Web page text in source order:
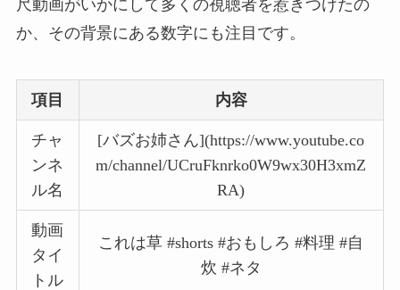
尺動画がいかにして多くの視聴者を惹きつけたの
か、その背景にある数字にも注目です。
項目 内容
チャ
ンネ
ル名
[バズお姉さん](https://www.youtube.co
m/channel/UCruFknrko0W9wx30H3xmZ
RA)
動画
タイ
トル
これは草 #shorts #おもしろ #料理 #自
炊 #ネタ